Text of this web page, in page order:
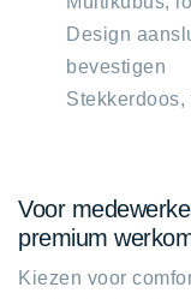
up
Design
bevestigen
Voor
premium
Kiezen voor